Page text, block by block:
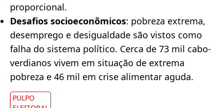
proporcional.
Desafios socioeconômicos: pobreza extrema,
desemprego e desigualdade são vistos como
falha do sistema político. Cerca de 73 mil cabo-
verdianos vivem em situação de extrema
pobreza e 46 mil em crise alimentar aguda.
PULPO